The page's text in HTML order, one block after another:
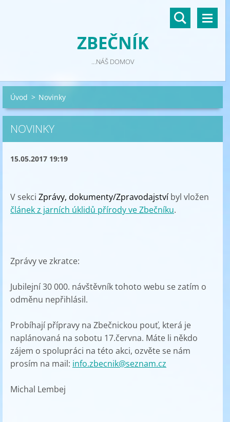
ZBEČNÍK
...NÁŠ DOMOV
Úvod > Novinky
NOVINKY
15.05.2017 19:19
V sekci Zprávy, dokumenty/Zpravodajstvíbyl vložen
článek z jarních úklidů přírody ve Zbečníku.
Zprávy ve zkratce:
Jubilejní 30 000. návštěvník tohoto webu se zatím o
odměnu nepřihlásil.
Probíhají přípravy na Zbečnickou pouť, která je
naplánovaná na sobotu 17.června. Máte li někdo
zájem o spolupráci na této akci, ozvěte se nám
prosím na mail: info.zbecnik@seznam.cz
Michal Lembej